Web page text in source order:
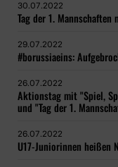
30.07.2022
Tag der 1.
29.07.2022
#borussiaeins:
26.07.2022
Aktionstag mit "Spiel,
und "Tag der 1.
26.07.2022
U17-Juniorinnen heißen